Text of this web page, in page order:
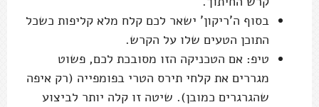
בסוף ה'ריקון' ישאר לכם קלח מלא קליפות כשכל
התוכן הטעים שלו על הקרש.
טיפ: אם הטכניקה הזו מסובכת לכם, פשוט
מגררים את קלחי תירס הטרי בפומפייה (רק איפה
שהגרגרים כמובן). שיטה זו קלה יותר לביצוע